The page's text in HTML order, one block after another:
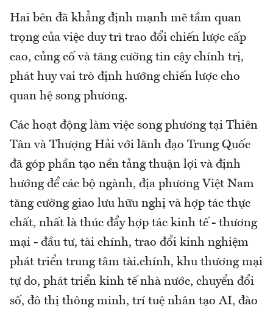
Hai bên đã khẳng định mạnh mẽ tầm quan
trọng của việc duy trì trao đổi chiến lược cấp
cao, củng cố và tăng cường tin cậy chính trị,
phát huy vai trò định hướng chiến lược cho
quan hệ song phương.
Các hoạt động làm việc song phương tại Thiên
Tân và Thượng Hải với lãnh đạo Trung Quốc
đã góp phần tạo nền tảng thuận lợi và định
hướng để các bộ ngành, địa phương Việt Nam
tăng cường giao lưu hữu nghị và hợp tác thực
chất, nhất là thúc đẩy hợp tác kinh tế - thương
mại - đầu tư, tài chính, trao đổi kinh nghiệm
phát triển trung tâm tài.chính, khu thương mại
tự do, phát triển kinh tế nhà nước, chuyển đổi
số, đô thị thông minh, trí tuệ nhân tạo AI, đào